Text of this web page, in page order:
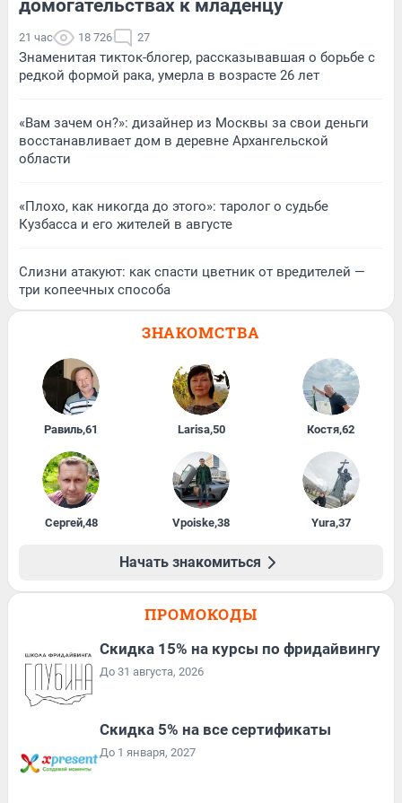
домогательствах к младенцу
21 час 18 726 27
Знаменитая тикток-блогер, рассказывавшая о борьбе с
редкой формой рака, умерла в возрасте 26 лет
«Вам зачем он?»: дизайнер из Москвы за свои деньги
восстанавливает дом в деревне Архангельской
области
«Плохо, как никогда до этого»: таролог о судьбе
Кузбасса и его жителей в августе
Слизни атакуют: как спасти цветник от вредителей —
три копеечных способа
ЗНАКОМСТВА
Равиль,61 Larisa,50 Костя,62
Сергей,48 Vpoiske,38 Yura,37
Начать знакомиться
ПРОМОКОДЫ
Скидка 15% на курсы по фридайвингу
До 31 августа, 2026
Скидка 5% на все сертификаты
До 1 января, 2027